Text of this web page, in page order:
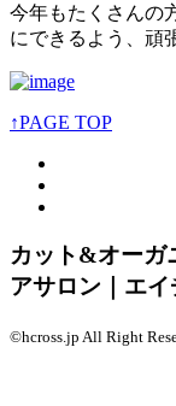
今年もたくさんの
にできるよう、頑
↑PAGE TOP
カット&オーガ
アサロン｜エイ
©hcross.jp All Right